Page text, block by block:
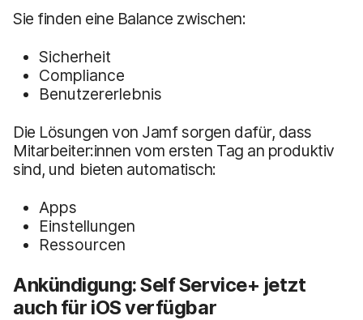
Sie finden eine Balance zwischen:
Sicherheit
Compliance
Benutzererlebnis
Die Lösungen von Jamf sorgen dafür, dass
Mitarbeiter:innen vom ersten Tag an produktiv
sind, und bieten automatisch:
Apps
Einstellungen
Ressourcen
Ankündigung: Self Service+ jetzt
auch für iOS verfügbar